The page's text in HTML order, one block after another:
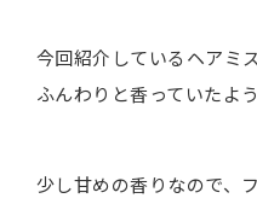
今回紹介しているヘアミ
ふんわりと香っていたよ
少し甘めの香りなので、